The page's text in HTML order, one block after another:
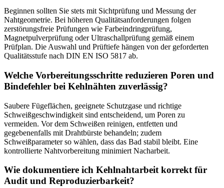
Beginnen sollten Sie stets mit Sichtprüfung und Messung der
Nahtgeometrie. Bei höheren Qualitätsanforderungen folgen
zerstörungsfreie Prüfungen wie Farbeindringprüfung,
Magnetpulverprüfung oder Ultraschallprüfung gemäß einem
Prüfplan. Die Auswahl und Prüftiefe hängen von der geforderten
Qualitätsstufe nach DIN EN ISO 5817 ab.
Welche Vorbereitungsschritte reduzieren Poren und
Bindefehler bei Kehlnähten zuverlässig?
Saubere Fügeflächen, geeignete Schutzgase und richtige
Schweißgeschwindigkeit sind entscheidend, um Poren zu
vermeiden. Vor dem Schweißen reinigen, entfetten und
gegebenenfalls mit Drahtbürste behandeln; zudem
Schweißparameter so wählen, dass das Bad stabil bleibt. Eine
kontrollierte Nahtvorbereitung minimiert Nacharbeit.
Wie dokumentiere ich Kehlnahtarbeit korrekt für
Audit und Reproduzierbarkeit?